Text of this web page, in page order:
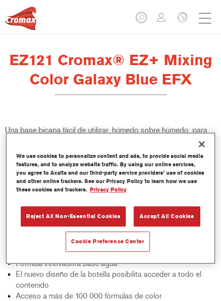
EZ121 Cromax® EZ+ Mixing
Color Galaxy Blue EFX
Una base bicapa fácil de utilizar, húmedo sobre húmedo, para
un excelente rendimiento de color, versatilidad y valor. Buena
cubrición, fácil difuminado y excelente control del efecto hacen
que todas las reparaciones sean más fáciles y rápidas. También
ofrece acceso a una base de datos constantemente actualizada
de más de 100 000 fórmulas de colores sólidos, metalizados y
perlados. Y sus innovadoras botellas comprimibles aseguran
dosis más precisas y minimizan el desperdicio. Cromax EZ+ es
el nuevo estándar para el rendimiento y la eficacia de una base
bicapa al agua.
Características del producto
Fórmula innovadora base agua
El nuevo diseño de la botella posibilita acceder a todo el
contenido
Acceso a más de 100 000 fórmulas de color
We use cookies to personalize content and ads, to provide social media
features, and to analyze website traffic. By using our online services,
you agree to Axalta and our third-party service providers’ use of cookies
and other online trackers. See our Privacy Policy to learn how we use
these cookies and trackers. Privacy Policy
Reject All Non-Essential Cookies Accept All Cookies
Cookie Preference Center